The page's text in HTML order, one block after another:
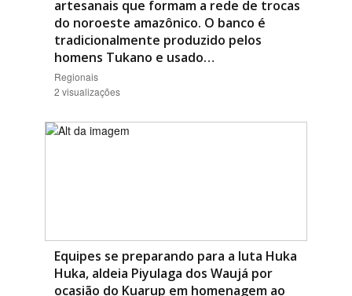
artesanais que formam a rede de trocas
do noroeste amazônico. O banco é
tradicionalmente produzido pelos
homens Tukano e usado…
Regionais
2 visualizações
Equipes se preparando para a luta Huka
Huka, aldeia Piyulaga dos Waujá por
ocasião do Kuarup em homenagem ao